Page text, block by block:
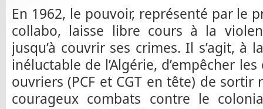
En 1962, le pouvoir, représenté par le
collabo, laisse libre cours à la
jusqu’à couvrir ses crimes. Il s’agit, à
inéluctable de l’Algérie, d’empêcher
ouvriers (PCF et CGT en tête) de
courageux combats contre le